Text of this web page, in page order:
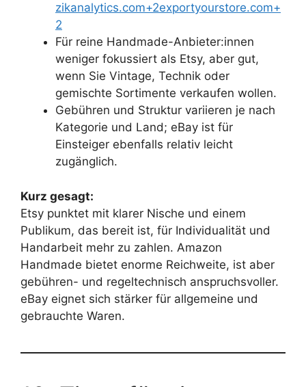
zikanalytics.com+2exportyourstore.com+
2
Für reine Handmade-Anbieter:innen
weniger fokussiert als Etsy, aber gut,
wenn Sie Vintage, Technik oder
gemischte Sortimente verkaufen wollen.
Gebühren und Struktur variieren je nach
Kategorie und Land; eBay ist für
Einsteiger ebenfalls relativ leicht
zugänglich.
Kurz gesagt:
Etsy punktet mit klarer Nische und einem
Publikum, das bereit ist, für Individualität und
Handarbeit mehr zu zahlen. Amazon
Handmade bietet enorme Reichweite, ist aber
gebühren- und regeltechnisch anspruchsvoller.
eBay eignet sich stärker für allgemeine und
gebrauchte Waren.